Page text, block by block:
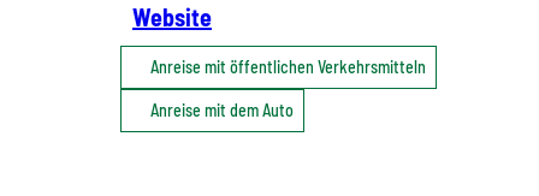
Website
Anreise mit öffentlichen Verkehrsmitteln
Anreise mit dem Auto